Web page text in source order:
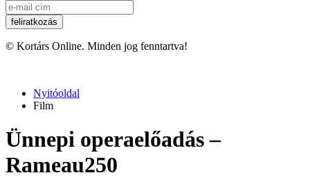
© Kortárs Online. Minden jog fenntartva!
Nyitóoldal
Film
Ünnepi operaelőadás –
Rameau250